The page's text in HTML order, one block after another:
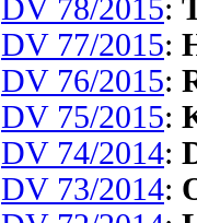
DV 78/2015:
DV 77/2015:
DV 76/2015:
DV 75/2015:
DV 74/2014:
DV 73/2014: